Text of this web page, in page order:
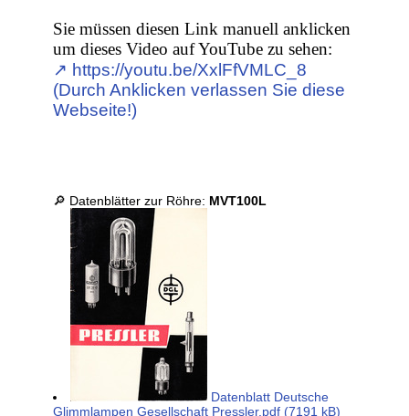
Sie müssen diesen Link manuell anklicken
um dieses Video auf YouTube zu sehen:
↗︎ https://youtu.be/XxlFfVMLC_8
(Durch Anklicken verlassen Sie diese
Webseite!)
🔎 Datenblätter zur Röhre: MVT100L
Datenblatt Deutsche
Glimmlampen Gesellschaft Pressler.pdf (7191 kB)